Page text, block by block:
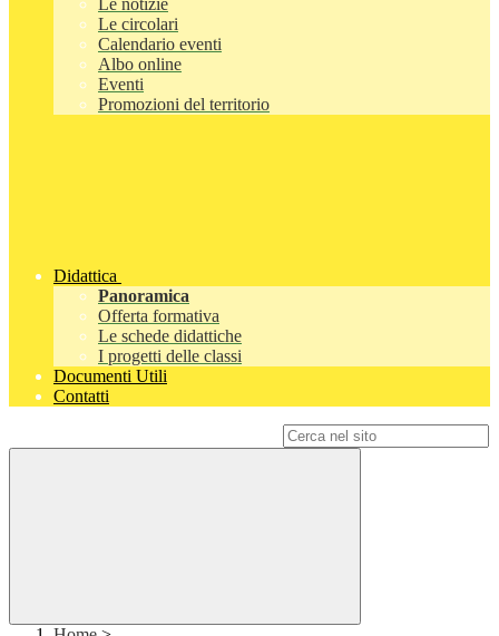
Le notizie
Le circolari
Calendario eventi
Albo online
Eventi
Promozioni del territorio
Didattica
Panoramica
Offerta formativa
Le schede didattiche
I progetti delle classi
Documenti Utili
Contatti